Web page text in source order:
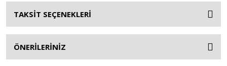
TAKSİT SEÇENEKLERİ
ÖNERİLERİNİZ